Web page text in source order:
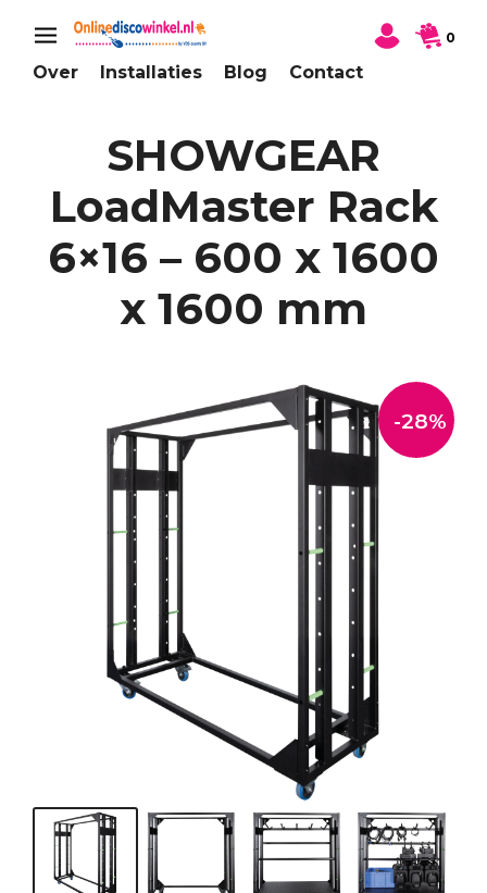
Over Installaties Blog Contact
0
SHOWGEAR
LoadMaster Rack
6×16 – 600 x 1600
x 1600 mm
-28%